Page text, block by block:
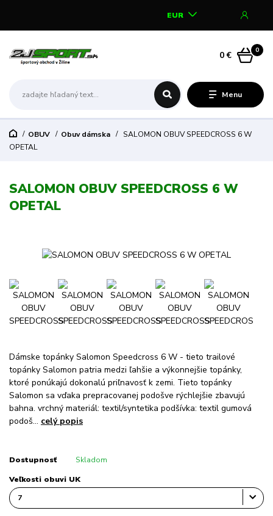
Menu
EUR
0
0 €
OBUV Obuv dámska
SALOMON OBUV SPEEDCROSS 6 W
OPETAL
SALOMON OBUV SPEEDCROSS 6 W
OPETAL
Dámske topánky Salomon Speedcross 6 W - tieto trailové
topánky Salomon patria medzi ľahšie a výkonnejšie topánky,
ktoré ponúkajú dokonalú priľnavosť k zemi. Tieto topánky
Salomon sa vďaka prepracovanej podošve rýchlejšie zbavujú
bahna. vrchný materiál: textil/syntetika podšívka: textil gumová
podoš... celý popis
Dostupnosť Skladom
Veľkosti obuvi UK